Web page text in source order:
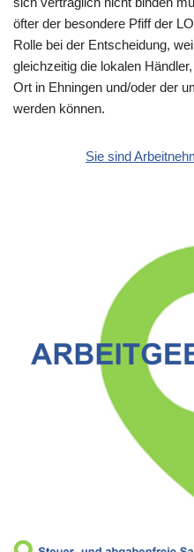
öfter der besondere Pfiff der
Rolle bei der Entscheidung,
gleichzeitig die lokalen
Ort in Ehningen und/oder der
werden können.
Sie sind